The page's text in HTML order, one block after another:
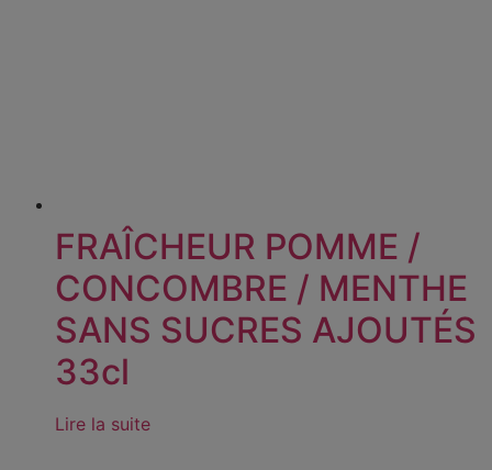
FRAÎCHEUR POMME /
CONCOMBRE / MENTHE
SANS SUCRES AJOUTÉS
33cl
Lire la suite